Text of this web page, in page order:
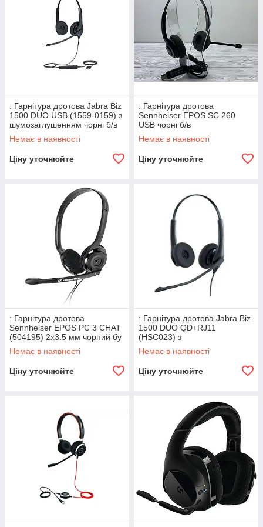
: Гарнітура дротова Jabra Biz
1500 DUO USB (1559-0159) з
шумозаглушенням чорні б/в
Немає в наявності
Ціну уточнюйте
: Гарнітура дротова
Sennheiser EPOS SC 260
USB чорні б/в
Немає в наявності
Ціну уточнюйте
: Гарнітура дротова
Sennheiser EPOS PC 3 CHAT
(504195) 2х3.5 мм чорний бу
Немає в наявності
Ціну уточнюйте
: Гарнітура дротова Jabra Biz
1500 DUO QD+RJ11
(HSC023) з
шумопоглинанням чорні б/в
Немає в наявності
Ціну уточнюйте